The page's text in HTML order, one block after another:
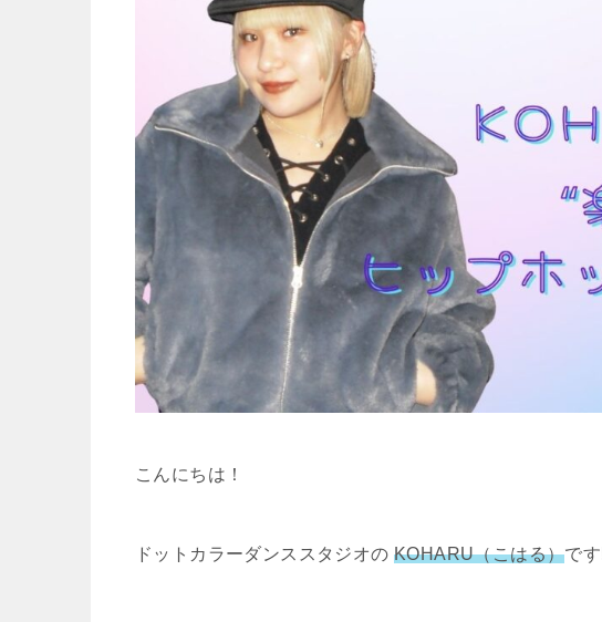
こんにちは！
ドットカラーダンススタジオの KOHARU（こはる）で